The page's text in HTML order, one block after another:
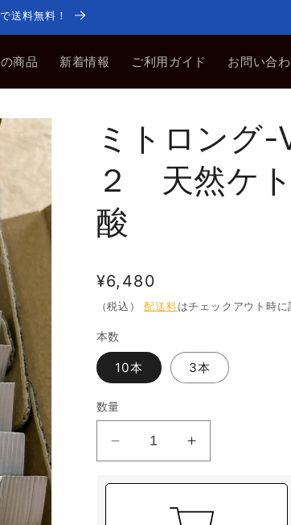
送料無料！
商品 新着情報 ご利用ガイド お問い合
ミトロング-
２ 天然ケ
酸
通
常
価
格
¥6,480
（税込）配送料はチェックアウト時に
本数
10本 3本
数量
ミ
ン